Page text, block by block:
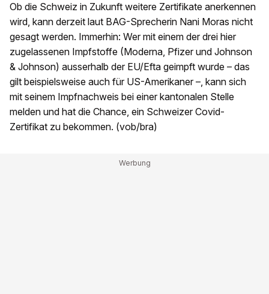
Ob die Schweiz in Zukunft weitere Zertifikate anerkennen
wird, kann derzeit laut BAG-Sprecherin Nani Moras nicht
gesagt werden. Immerhin: Wer mit einem der drei hier
zugelassenen Impfstoffe (Moderna, Pfizer und Johnson
& Johnson) ausserhalb der EU/Efta geimpft wurde – das
gilt beispielsweise auch für US-Amerikaner –, kann sich
mit seinem Impfnachweis bei einer kantonalen Stelle
melden und hat die Chance, ein Schweizer Covid-
Zertifikat zu bekommen. (vob/bra)